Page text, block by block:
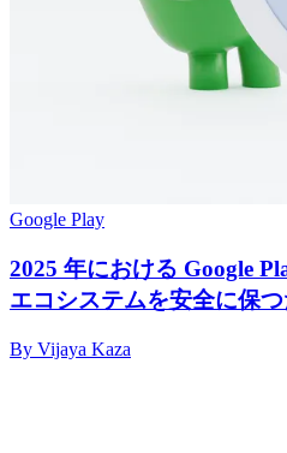
Google Play
2025 年における Google
エコシステムを安全に保
By Vijaya Kaza